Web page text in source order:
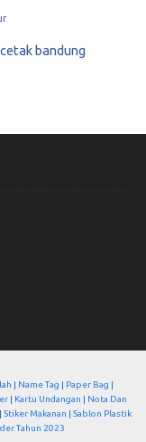
bandung
Name Tag Paper Bag
| Kartu Undangan
Nota Dan
Stiker Makanan
Sablon Plastik
Tahun 2023